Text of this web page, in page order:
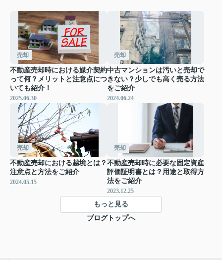
売却
不動産売却時における媒介契約
って何？メリットと注意点につ
いても紹介！
2025.06.30
売却
中古マンションは汚いと売却で
きない？少しでも高く売る方法
をご紹介
2024.06.24
売却
不動産売却における越境とは？
注意点と方法をご紹介
2024.05.15
売却
不動産売却時に必要な固定資産
評価証明書とは？用途と取得方
法をご紹介
2023.12.25
もっと見る
ブログトップへ